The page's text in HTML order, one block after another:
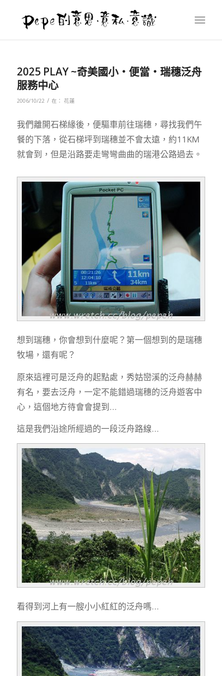
2025 PLAY ~奇美國小‧便當‧瑞穗泛舟
服務中心
2006/10/22 / 在： 花蓮
我們離開石梯緣後，便驅車前往瑞穗，尋找我們午
餐的下落，從石梯坪到瑞穗並不會太遠，約11KM
就會到，但是沿路要走彎彎曲曲的瑞港公路過去。
想到瑞穗，你會想到什麼呢？第一個想到的是瑞穗
牧場，還有呢？
原來這裡可是泛舟的起點處，秀姑巒溪的泛舟赫赫
有名，要去泛舟，一定不能錯過瑞穗的泛舟遊客中
心，這個地方待會會提到…
這是我們沿途所經過的一段泛舟路線…
看得到河上有一艘小小紅紅的泛舟嗎…